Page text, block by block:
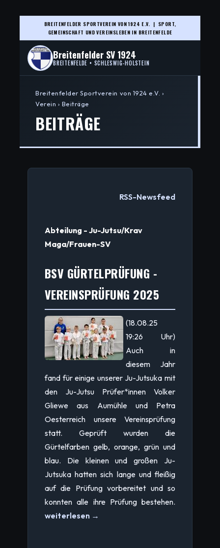
BREITENFELDER SPORTVEREIN VON 1924 E.V. | SPORT,
GEMEINSCHAFT UND VEREINSLEBEN IN BREITENFELDE
Breitenfelder SV 1924
BREITENFELDE • SCHLESWIG-HOLSTEIN
Breitenfelder Sportverein von 1924 e.V. ›
Verein › Beiträge
BEITRÄGE
RSS-Newsfeed
Abteilung - Ju-Jutsu/Krav
Maga/Frauen-SV
BSV GÜRTELPRÜFUNG -
VEREINSPRÜFUNG 2025
(18.08.25
19:26 Uhr)
Auch in
diesem Jahr
fand für einige unserer Ju-Jutsuka mit
den Ju-Jutsu Prüfer*innen Volker
Gliewe aus Aumühle und Petra
Oesterreich unsere Vereinsprüfung
statt. Geprüft wurden die
Gürtelfarben gelb, orange, grün und
blau. Die kleinen und großen Ju-
Jutsuka hatten sich lange und fleißig
auf die Prüfung vorbereitet und so
konnten alle ihre Prüfung bestehen.
weiterlesen →